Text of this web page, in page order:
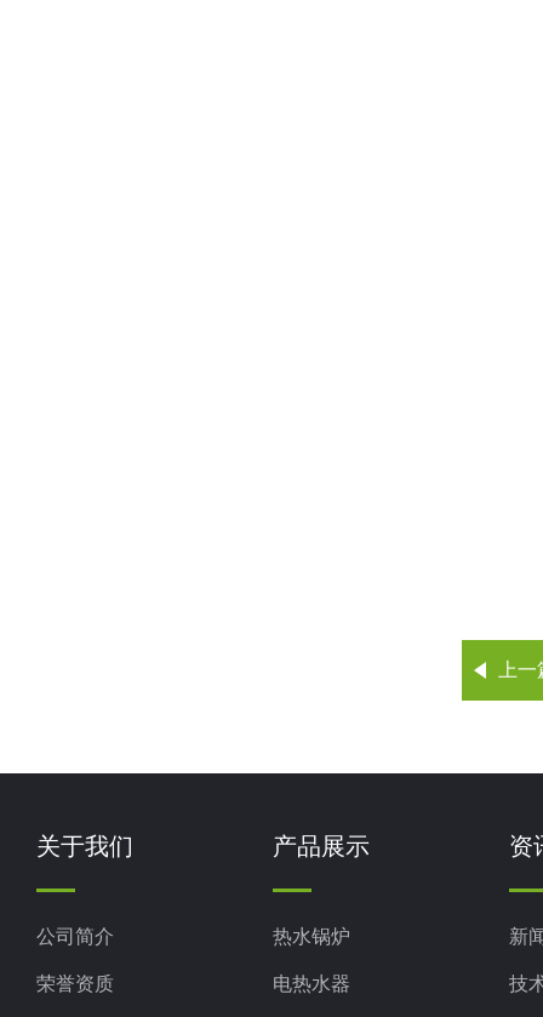
上
关于我们
公司简介
荣誉资质
产品展示
热水锅炉
电热水器
资
新
技